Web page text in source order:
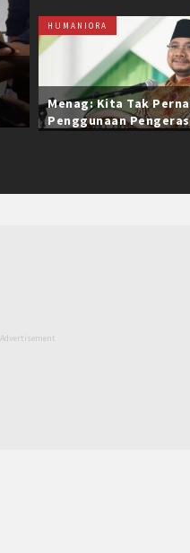
Belasan Miliar
HUMANIORA
Menag: Kita Tak
Penggunaan